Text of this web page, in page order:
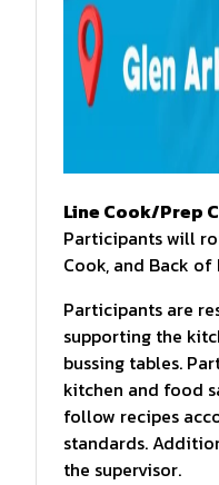
Line Cook/Prep
Participants will
Cook, and Back
Participants are
supporting the
bussing tables.
kitchen and food
follow recipes
standards.
the supervisor.